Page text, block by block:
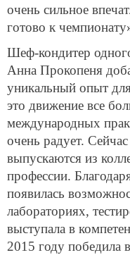
очень сильное
готово к
Шеф-кондитер
Анна Прокопеня
уникальный опыт
это движение все
международных
очень радует.
выпускаются из
профессии.
появилась
лабораториях,
выступала в
2015 году победила